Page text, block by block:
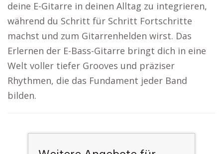
deine E-Gitarre in deinen Alltag zu integrieren,
während du Schritt für Schritt Fortschritte
machst und zum Gitarrenhelden wirst. Das
Erlernen der E-Bass-Gitarre bringt dich in eine
Welt voller tiefer Grooves und präziser
Rhythmen, die das Fundament jeder Band
bilden.